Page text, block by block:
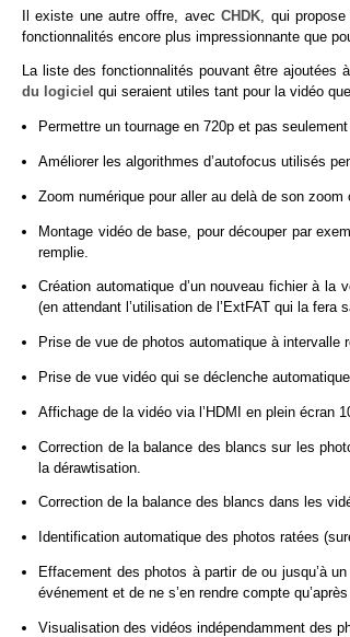
Il existe une autre offre, avecCHDK , qui
fonctionnalités encore plus impressionnante que
La liste des fonctionnalités pouvant être ajoutées
du logiciel qui seraient utiles tant pour la vidéo
Permettre un tournage en 720p et pas
Améliorer les algorithmes d’autofocus utilisés
Zoom numérique pour aller au delà de son zoom
Montage vidéo de base, pour découper par
remplie.
Création automatique d’un nouveau fichier à
(en attendant l’utilisation de l’ExtFAT qui la fera
Prise de vue de photos automatique à intervalle
Prise de vue vidéo qui se déclenche
Affichage de la vidéo via l’HDMI en plein écran
Correction de la balance des blancs sur les
la dérawtisation.
Correction de la balance des blancs dans les
Identification automatique des photos ratées
Effacement des photos à partir de ou jusqu’à
événement et de ne s’en rendre compte
Visualisation des vidéos indépendamment des